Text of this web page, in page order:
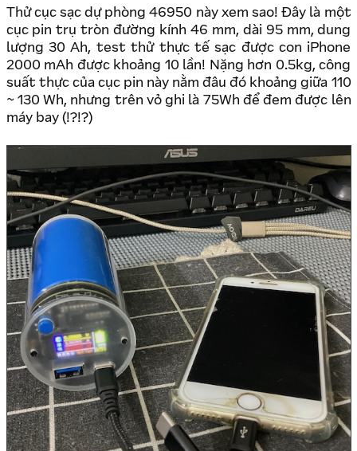
Thử cục sạc dự phòng 46950 này xem sao! Đây là một
cục pin trụ tròn đường kính 46 mm, dài 95 mm, dung
lượng 30 Ah, test thử thực tế sạc được con iPhone
2000 mAh được khoảng 10 lần! Nặng hơn 0.5kg, công
suất thực của cục pin này nằm đâu đó khoảng giữa 110
~ 130 Wh, nhưng trên vỏ ghi là 75Wh để đem được lên
máy bay (!?!?)